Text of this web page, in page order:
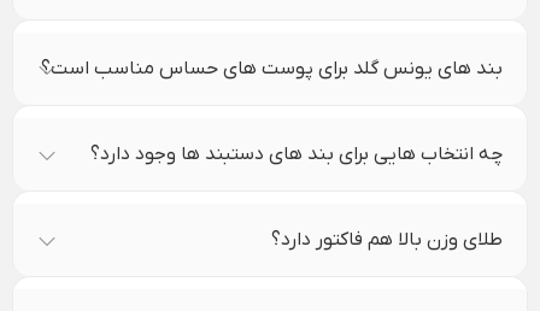
بند های یونس گلد برای پوست های حساس مناسب است؟
چه انتخاب هایی برای بند های دستبند ها وجود دارد؟
طلای وزن بالا هم فاکتور دارد؟